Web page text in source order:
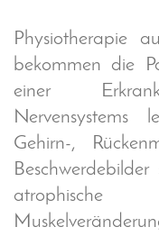
Physiotherapie
bekommen die
einer
Gehirn-,